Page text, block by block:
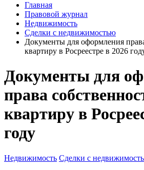
Главная
Правовой журнал
Недвижимость
Сделки с недвижимостью
Документы для оформления
квартиру в Росреестре в 2026
Документы для
права
квартиру в
году
Недвижимость Сделки с